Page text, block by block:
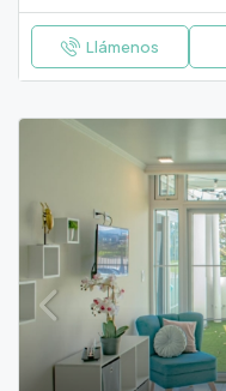
Llámenos